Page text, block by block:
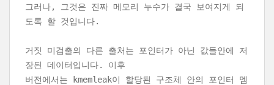
그러나, 그것은 진짜 메모리 누수가 결국 보여지게 되
도록 할 것입니다.
거짓 미검출의 다른 출처는 포인터가 아닌 값들안에 저
장된 데이터입니다. 이후
버전에서는 kmemleak이 할당된 구조체 안의 포인터 멤